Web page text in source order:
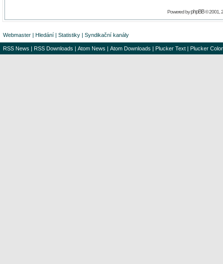
Powered byphpBB© 2001,
Webmaster | Hledání | Statistiky | Syndikační kanály
RSS News | RSS Downloads | Atom News | Atom Downloads | Plucker Text | Plucker Color